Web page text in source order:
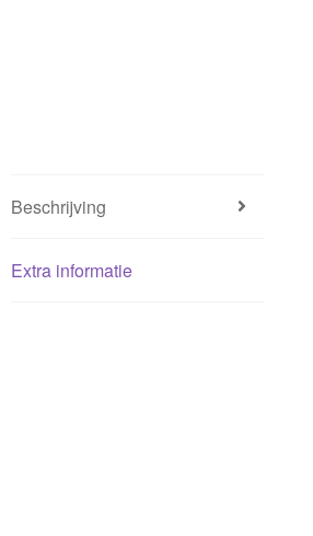
Beschrijving
Extra informatie